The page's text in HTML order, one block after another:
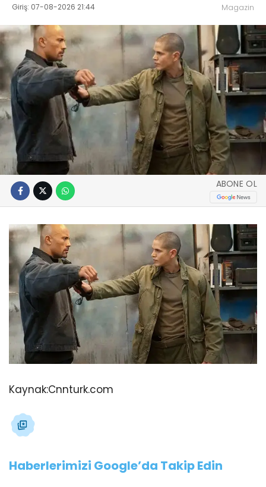
Giriş: 07-08-2026 21:44 Magazin
ABONE OL
Kaynak:Cnnturk.com
Haberlerimizi Google’da Takip Edin